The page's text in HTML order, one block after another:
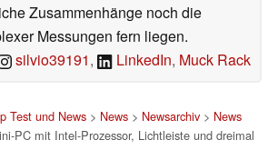
Zusammenhänge noch die
Messungen fern liegen.
silvio39191, LinkedIn, Muck Rack
Test und News> News> Newsarchiv> News
PC mit Intel-Prozessor, Lichtleiste und dreimal